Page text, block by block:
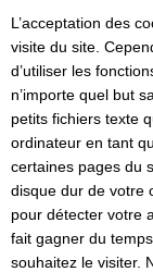
L’acceptation des
visite du site.
d’utiliser les
n’importe quel but
petits fichiers texte
ordinateur en tant
certaines pages du
disque dur de votre
pour détecter votre
fait gagner du
souhaitez le visiter.